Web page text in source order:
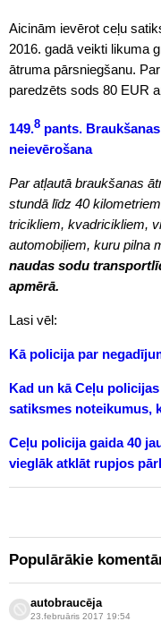
Aicinām ievērot ceļu
2016. gadā veikti likuma
ātruma pārsniegšanu.
paredzēts sods 80 EUR
149.8 pants.
neievērošana
Par atļautā braukšanas
stundā līdz 40
tricikliem, kvadricikliem,
automobiļiem, kuru pilna
naudas sodu
apmērā.
Lasi vēl:
Kā policija par
Kad un kā Ceļu
satiksmes noteikumus,
Ceļu policija gaida 40
vieglāk atklāt rupjos
Populārākie
autobraucēja
23.februāris 2017 19:54